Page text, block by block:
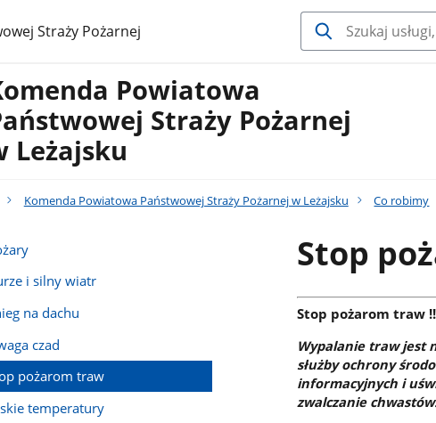
Straży Pożarnej
Powiatowa
Straży Pożarnej
Leżajsku
Komenda Powiatowa Państwowej Straży Pożarnej w Leżajsku Co robimy
i silny wiatr
na dachu
czad
pożarom traw
temperatury
Stop
Stop pożarom traw
Wypalanie traw jest
służby ochrony
informacyjnych i
zwalczanie